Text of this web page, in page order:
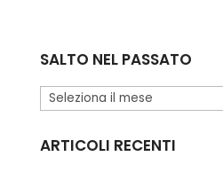
SALTO NEL PASSATO
Salto
passato
ARTICOLI RECENTI